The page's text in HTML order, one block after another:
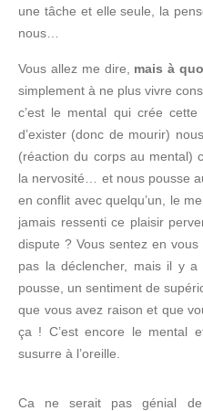
une tâche et elle seule, la
nous…
Vous allez me dire, mais à
simplement à ne plus vivre
c’est le mental qui crée
d’exister (donc de mourir)
(réaction du corps au mental)
la nervosité… et nous pousse
en conflit avec quelqu’un, le
jamais ressenti ce plaisir
dispute ? Vous sentez en
pas la déclencher, mais il y
pousse, un sentiment de
que vous avez raison et que
ça ! C’est encore le mental
susurre à l’oreille.
Ca ne serait pas génial de